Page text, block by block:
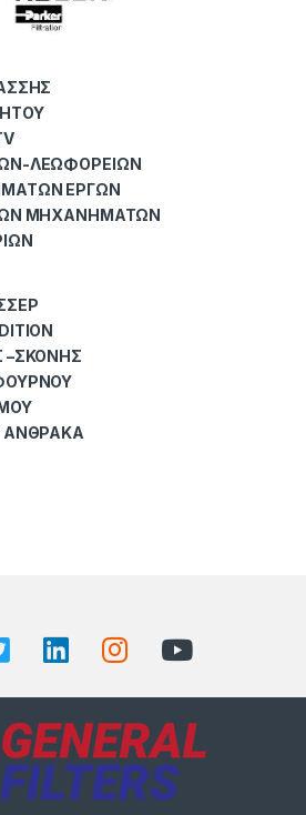
ΛΕΩΦΟΡΕΙΩΝ
ΕΡΓΩΝ
ΜΗΧΑΝΗΜΑΤΩΝ
–ΣΚΟΝΗΣ
ΑΝΘΡΑΚΑ